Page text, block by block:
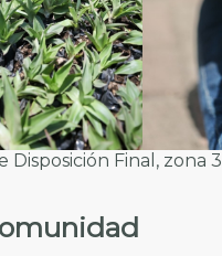
Disposición Final, zona 3